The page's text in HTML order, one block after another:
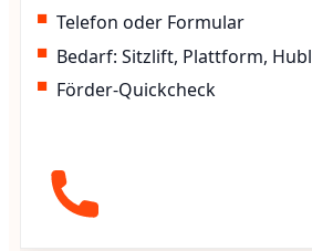
Telefon oder Formular
Bedarf: Sitzlift, Plattform,
Förder-Quickcheck